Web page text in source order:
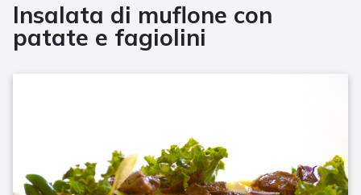
Insalata di muflone con
patate e fagiolini